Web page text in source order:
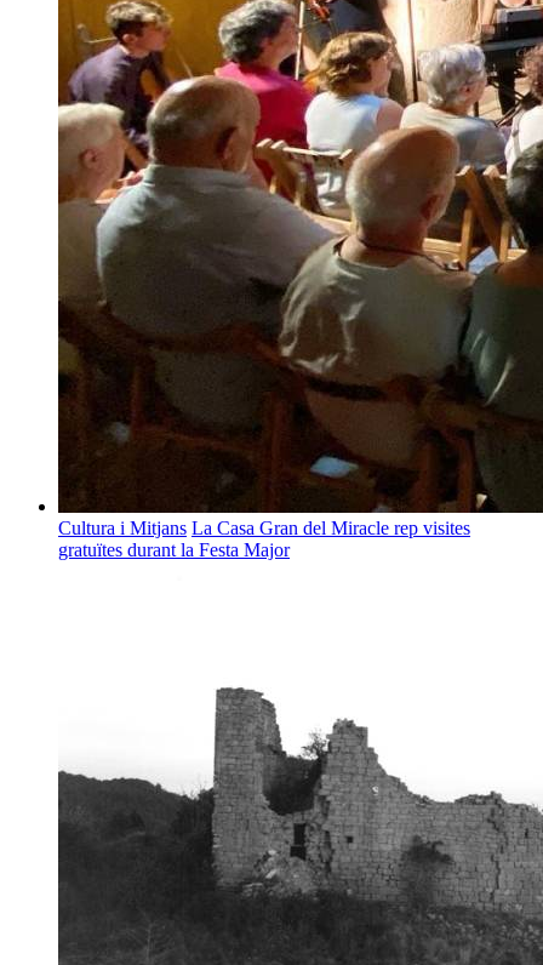
Cultura i Mitjans La Casa Gran del Miracle rep visites
gratuïtes durant la Festa Major